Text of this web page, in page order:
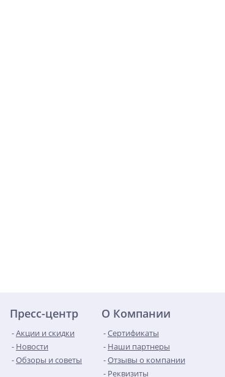
Пресс-центр
Акции и скидки
Новости
Обзоры и советы
О Компании
Сертификаты
Наши партнеры
Отзывы о компании
Реквизиты